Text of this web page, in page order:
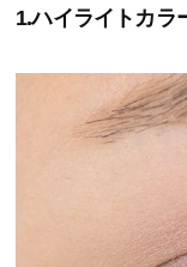
1.ハイライトカラ